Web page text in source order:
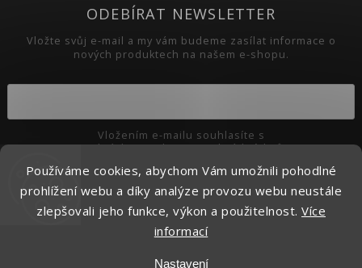
Používáme cookies, abychom Vám umožnili pohodlné
prohlížení webu a díky analýze provozu webu neustále
zlepšovali jeho funkce, výkon a použitelnost. Více
informací
Nastavení
ODEBÍRAT NEWSLETTER
Vložte svůj e-mail a my vám budeme zasílat informace o
nových produktech na našem e-shopu.
podmínkami ochrany osobních údajů
Přihlásit se